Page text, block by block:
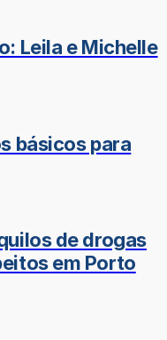
Leila e Michelle
básicos para
de drogas
em Porto